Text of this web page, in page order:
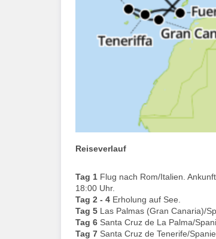
Reiseverlauf
Tag 1 Flug nach Rom/Italien.
18:00 Uhr.
Tag 2 - 4 Erholung auf See.
Tag 5 Las Palmas (Gran Canaria)/
Tag 6 Santa Cruz de La Palma/
Tag 7 Santa Cruz de Tenerife/